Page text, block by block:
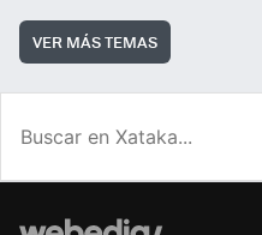
VER MÁS TEMAS